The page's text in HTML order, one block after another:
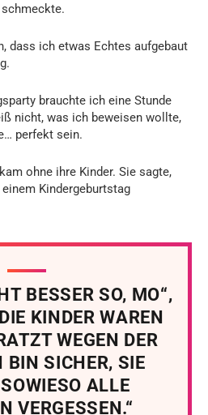
dass ich etwas Echtes aufgebaut
brauchte ich eine Stunde
nicht, was ich beweisen wollte,
perfekt sein.
ohne ihre Kinder. Sie sagte,
Kindergeburtstag
BESSER SO, MO“,
KINDER WAREN
WEGEN DER
BIN SICHER, SIE
ALLE
VERGESSEN.“